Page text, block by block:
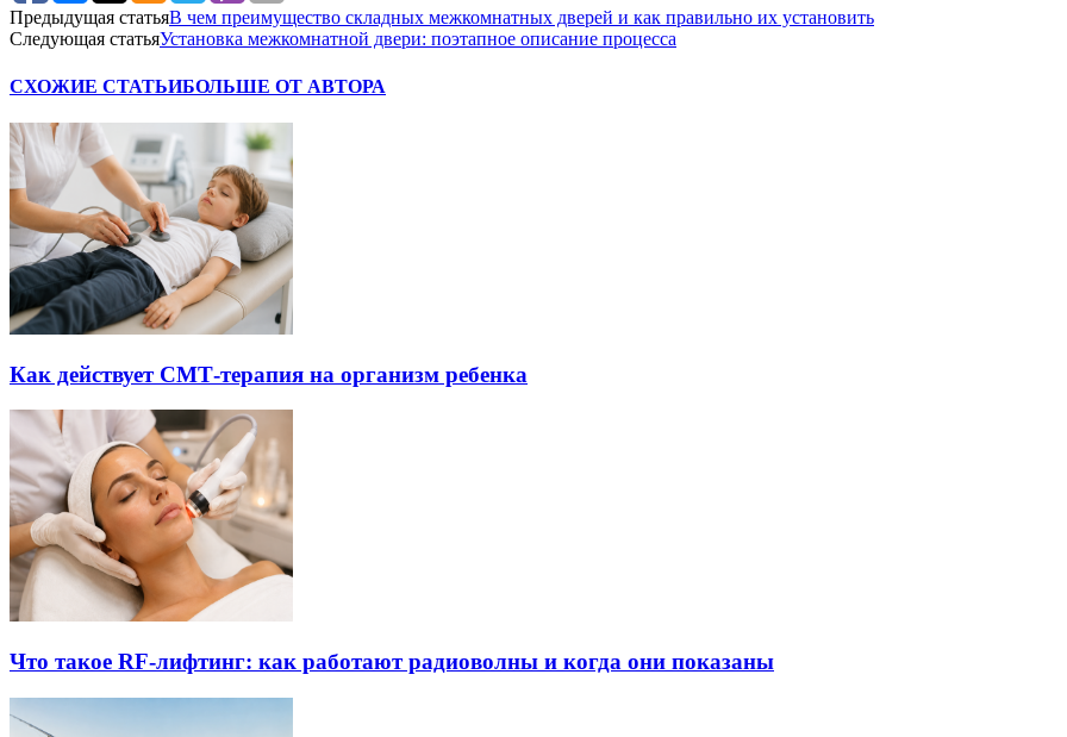
Предыдущая статьяВ чем преимущество складных межкомнатных дверей и как правильно их установить
Следующая статьяУстановка межкомнатной двери: поэтапное описание процесса
СХОЖИЕ СТАТЬИБОЛЬШЕ ОТ АВТОРА
Как действует СМТ-терапия на организм ребенка
Что такое RF-лифтинг: как работают радиоволны и когда они показаны